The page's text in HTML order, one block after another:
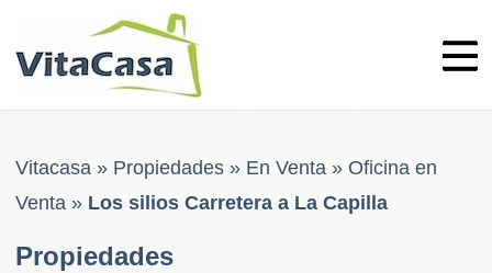
Vitacasa» Propiedades» En Venta» Oficina en
Venta» Los silios Carretera a La Capilla
Propiedades